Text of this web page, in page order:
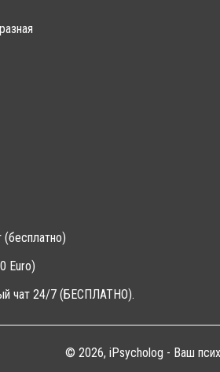
(бесплатно)
Euro)
чат 24/7 (БЕСПЛАТНО).
© 2026, iPsycholog - Ваш